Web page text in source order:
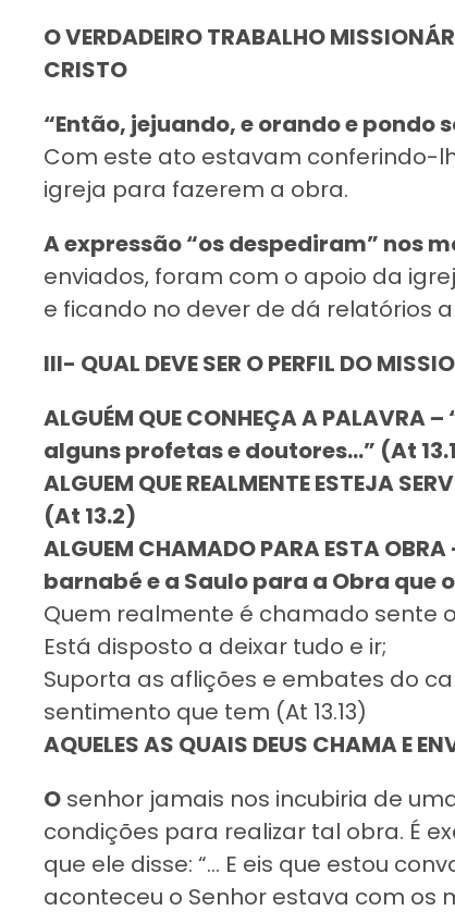
O VERDADEIRO TRABALHO
CRISTO
“Então, jejuando, e orando e pondo
Com este ato estavam conferindo-
igreja para fazerem a obra.
A expressão “os despediram” nos
enviados, foram com o apoio da
e ficando no dever de dá relatórios a
III- QUAL DEVE SER O PERFIL DO
ALGUÉM QUE CONHEÇA A
alguns profetas e doutores…” (At
ALGUEM QUE REALMENTE ESTEJA
(At 13.2)
ALGUEM CHAMADO PARA ESTA
barnabé e a Saulo para a Obra que
Quem realmente é chamado sente
Está disposto a deixar tudo e ir;
Suporta as aflições e embates do
sentimento que tem (At 13.13)
AQUELES AS QUAIS DEUS CHAMA E
O senhor jamais nos incubiria de
condições para realizar tal obra. É
que ele disse: “… E eis que estou
aconteceu o Senhor estava com os